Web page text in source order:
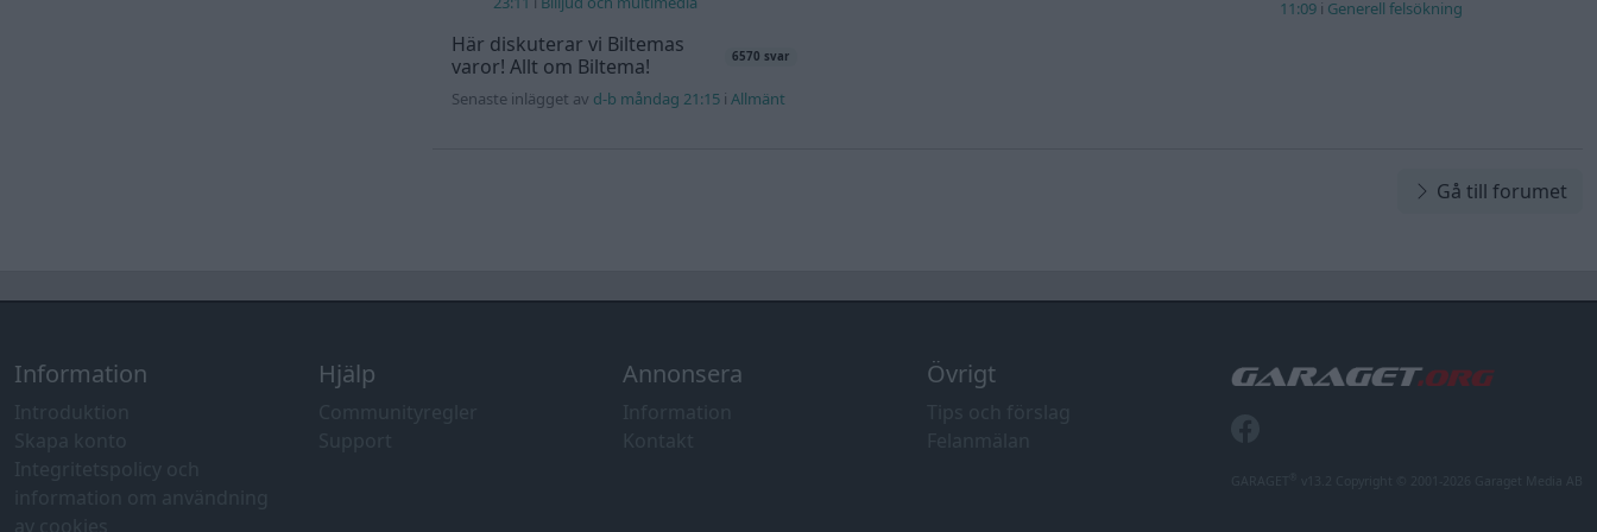
Här diskuterar vi Biltemas
varor! Allt om Biltema!
6570 svar
Senaste inlägget av d-b måndag 21:15 i Allmänt
11:09i Generell felsökning
Gå till forumet
Information Hjälp Annonsera Övrigt